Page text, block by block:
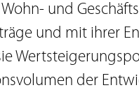
und
und mit ihrer
der